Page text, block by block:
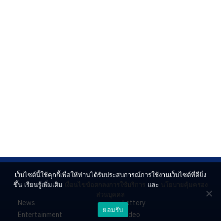
News
Entertainment
Lottery
Video
เว็บไซต์นี้ใช้คุกกี้เพื่อให้ท่านได้รับประสบการณ์การใช้งานเว็บไซต์ที่ดียิ่ง
ขึ้น เรียนรู้เพิ่มเติม เงื่อนไขข้อตกลงการใช้บริการ และ นโยบายคุ้มครอง
ส่วนบุคคล
ยอมรับ